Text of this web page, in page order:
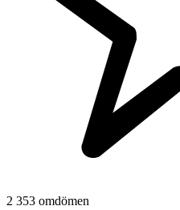
2 353 omdömen